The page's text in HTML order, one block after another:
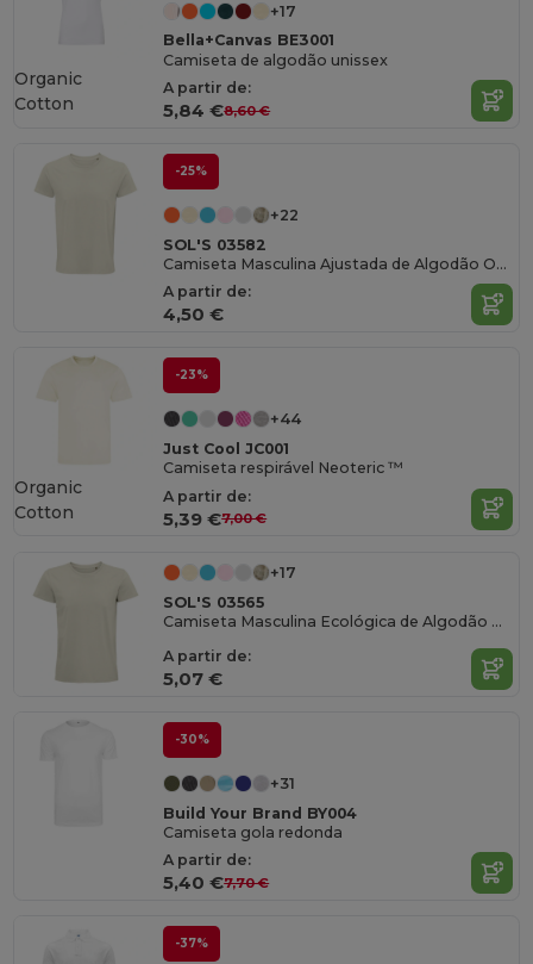
+17
Bella+Canvas BE3001
Camiseta de algodão unissex
A partir de:
5,84 €8,60 €
Organic
Cotton
-25%
+22
SOL'S 03582
Camiseta Masculina Ajustada de Algodão Orgânico
A partir de:
4,50 €
-23%
+44
Just Cool JC001
Camiseta respirável Neoteric ™
A partir de:
5,39 €7,00 €
Organic
Cotton
+17
SOL'S 03565
Camiseta Masculina Ecológica de Algodão Orgânico
A partir de:
5,07 €
-30%
+31
Build Your Brand BY004
Camiseta gola redonda
A partir de:
5,40 €7,70 €
-37%